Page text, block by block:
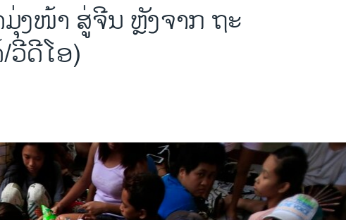
ງ​ໜ້າ​ ສູ່ຈີນ ຫຼັງຈາກ ຖະ
ດີໂອ)